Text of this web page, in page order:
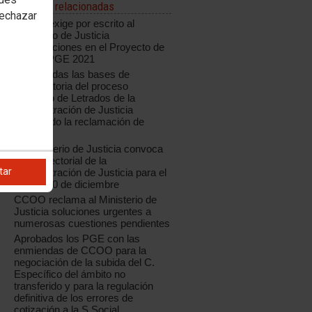
Noticias relacionadas
CCOO exige por escrito al
Ministerio de Justicia
modificaciones en el Proyecto de
Ley de PGE 2021
Modificadas las bases de
convocatoria del proceso
selectivo de Letrados de la
Administración de Justicia
aceptando la reclamación de
El Ministerio de Justicia convoca
Mesa Sectorial de la
Administración de Justicia para el
jueves 10 de diciembre
CCOO reclama al Ministerio de
Justicia soluciones urgentes a
numerosas cuestiones pendientes
Aprobados los PGE con las
enmiendas de CCOO para la
negociación de la subida del C.
Específico del ámbito no
transferido y para la regulación
definitiva de los errores de